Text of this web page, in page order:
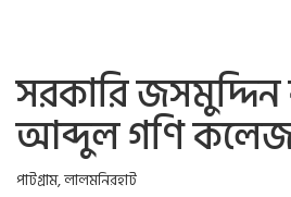
সরকারি
আব্দুল গণি
পাটগ্রাম, লালমনিরহাট